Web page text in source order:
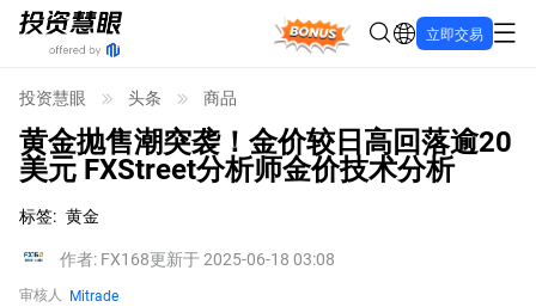
Bonus 立即交易
投资慧眼 头条 商品
黄金抛售潮突袭！金价较日高回落逾20
美元 FXStreet分析师金价技术分析
标签: 黄金
作者: FX168更新于 2025-06-18 03:08
审核人 Mitrade